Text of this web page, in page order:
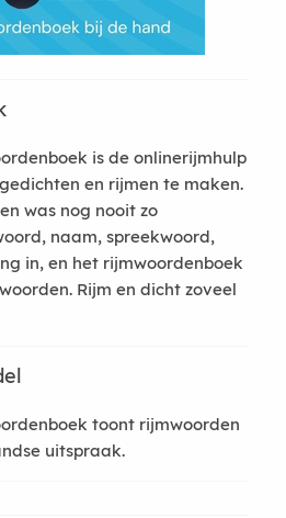
is de onlinerijmhulp
en rijmen te maken.
was nog nooit zo
naam, spreekwoord,
in, en het rijmwoordenboek
Rijm en dicht zoveel
toont rijmwoorden
uitspraak.